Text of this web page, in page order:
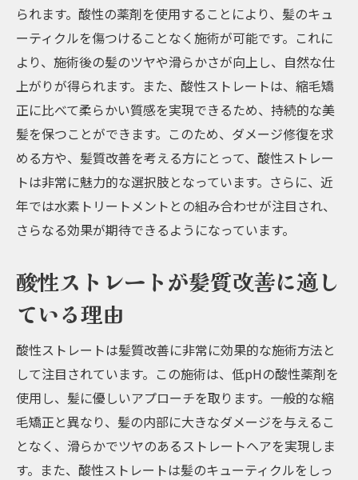
られます。酸性の薬剤を使用することにより、髪のキュ
ーティクルを傷つけることなく施術が可能です。これに
より、施術後の髪のツヤや滑らかさが向上し、自然な仕
上がりが得られます。また、酸性ストレートは、縮毛矯
正に比べて柔らかい質感を実現できるため、持続的な美
髪を保つことができます。このため、ダメージ修復を求
める方や、髪質改善を考える方にとって、酸性ストレー
トは非常に魅力的な選択肢となっています。さらに、近
年では水素トリートメントとの組み合わせが注目され、
さらなる効果が期待できるようになっています。
酸性ストレートが髪質改善に適し
ている理由
酸性ストレートは髪質改善に非常に効果的な施術方法と
して注目されています。この施術は、低pHの酸性薬剤を
使用し、髪に優しいアプローチを取ります。一般的な縮
毛矯正と異なり、髪の内部に大きなダメージを与えるこ
となく、滑らかでツヤのあるストレートヘアを実現しま
す。また、酸性ストレートは髪のキューティクルをしっ